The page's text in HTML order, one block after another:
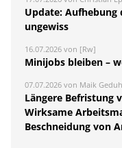
Update: Aufhebung
ungewiss
16.07.2026 von [Rw]
Minijobs bleiben –
07.07.2026 von Maik
Längere Befristung
Wirksame
Beschneidung von